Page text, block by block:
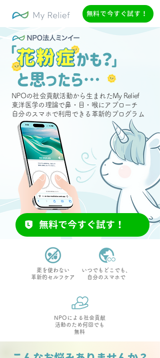
無料で今すぐ試す！
NPOの社会貢献活動から生まれたMy Relief
東洋医学の理論で鼻・目・喉にアプローチ
自分のスマホで利用できる革新的プログラム
無料で今すぐ試す！
薬を使わない
革新的セルフケア
いつでもどこでも、
自分のスマホで
NPOによる社会貢献
活動のため何回でも
無料